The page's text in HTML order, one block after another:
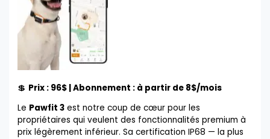
💲 Prix : 96$ | Abonnement : à partir de 8$/mois
Le Pawfit 3 est notre coup de cœur pour les
propriétaires qui veulent des fonctionnalités premium à
prix légèrement inférieur. Sa certification IP68 — la plus